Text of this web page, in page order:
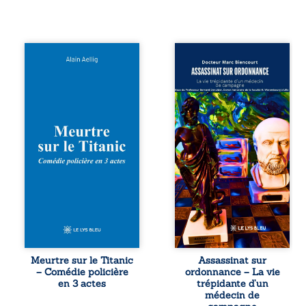
Et si le naufrage
en 1912, un
meurtre est
commis. Le drame
disparaît avec le
tard, la
l’épave fait
resurgir un secret
que l’on croyait
perdu. Dans un
Meurtre sur le Titanic
– Comédie policière
en 3 actes
Assassinat sur
ordonnance – La
vie trépidante
d’un médecin de
campagne est la
réédition enrichie
et actualisée du
témoignage du
Docteur Marc
Biencourt, ancien
médecin de
famille, qui revient
sur son parcours
médical, syndical
et ordinal. Depuis
septembre 2013, il
raconte le long
combat qui l’a
conduit à être
écarté du corps
médical, malgré
une décision de
Assassinat sur
ordonnance – La vie
trépidante d’un
médecin de